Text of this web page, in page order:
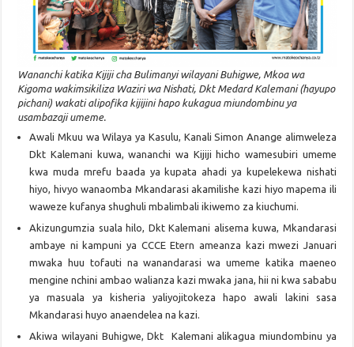
Wananchi katika Kijiji cha Bulimanyi wilayani Buhigwe, Mkoa wa
Kigoma wakimsikiliza Waziri wa Nishati, Dkt Medard Kalemani (hayupo
pichani) wakati alipofika kijijini hapo kukagua miundombinu ya
usambazaji umeme.
Awali Mkuu wa Wilaya ya Kasulu, Kanali Simon Anange alimweleza
Dkt Kalemani kuwa, wananchi wa Kijiji hicho wamesubiri umeme
kwa muda mrefu baada ya kupata ahadi ya kupelekewa nishati
hiyo, hivyo wanaomba Mkandarasi akamilishe kazi hiyo mapema ili
waweze kufanya shughuli mbalimbali ikiwemo za kiuchumi.
Akizungumzia suala hilo, Dkt Kalemani alisema kuwa, Mkandarasi
ambaye ni kampuni ya CCCE Etern ameanza kazi mwezi Januari
mwaka huu tofauti na wanandarasi wa umeme katika maeneo
mengine nchini ambao walianza kazi mwaka jana, hii ni kwa sababu
ya masuala ya kisheria yaliyojitokeza hapo awali lakini sasa
Mkandarasi huyo anaendelea na kazi.
Akiwa wilayani Buhigwe, Dkt Kalemani alikagua miundombinu ya